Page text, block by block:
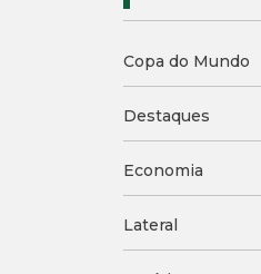
Copa do Mundo
Destaques
Economia
Lateral